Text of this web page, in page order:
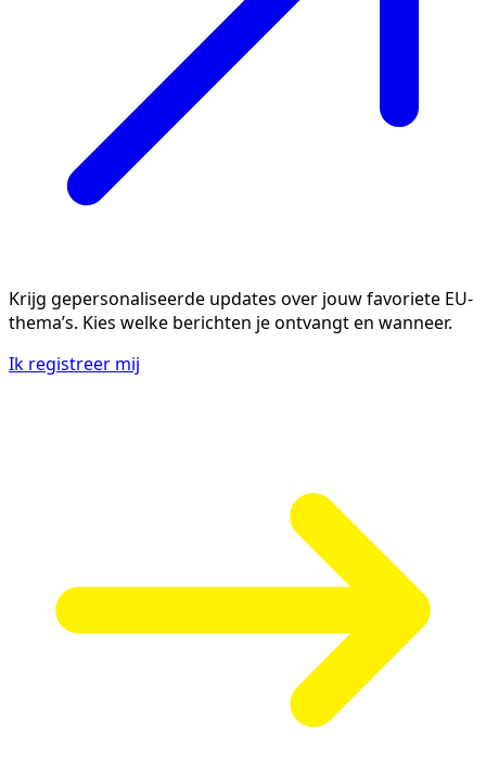
Krijg gepersonaliseerde updates over jouw favoriete EU-
thema’s. Kies welke berichten je ontvangt en wanneer.
Ik registreer mij